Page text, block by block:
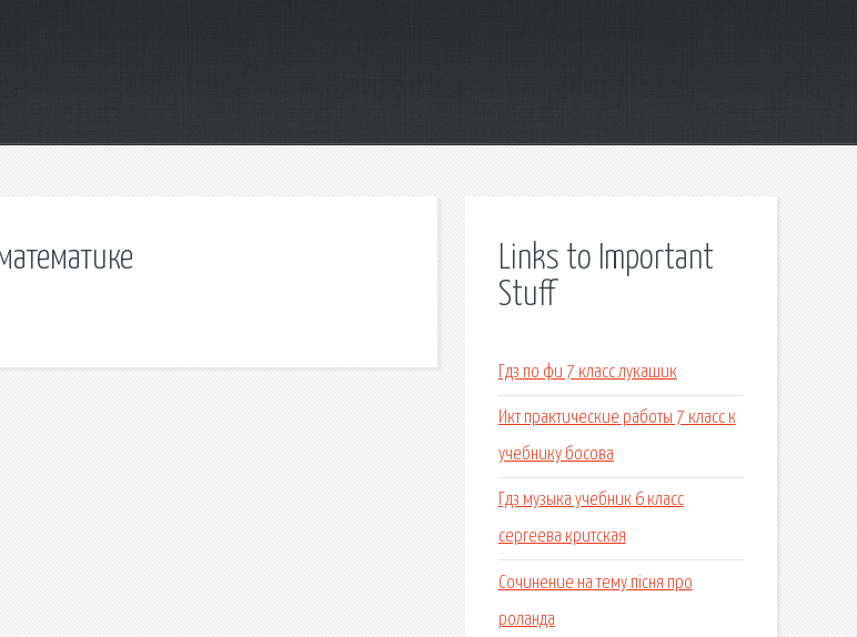
Links to Important
Stuff
Гдз по фи 7 класс лукашик
Икт практические работы 7 класс к
учебнику босова
Гдз музыка учебник 6 класс
сергеева критская
Сочинение на тему пісня про
роланда